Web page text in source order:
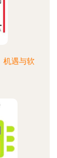
机遇与软